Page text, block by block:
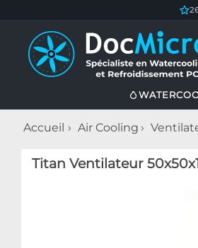
Accueil Air Cooling
Titan Ventilateur